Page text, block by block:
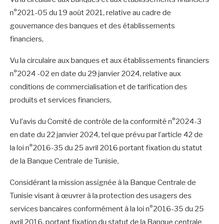
n°2021-05 du 19 août 2021, relative au cadre de
gouvernance des banques et des établissements
financiers,
Vu la circulaire aux banques et aux établissements financiers
n°2024 -02 en date du 29 janvier 2024, relative aux
conditions de commercialisation et de tarification des
produits et services financiers,
Vu l’avis du Comité de contrôle de la conformité n°2024-3
en date du 22 janvier 2024, tel que prévu par l’article 42 de
la loi n°2016-35 du 25 avril 2016 portant fixation du statut
de la Banque Centrale de Tunisie,
Considérant la mission assignée à la Banque Centrale de
Tunisie visant à œuvrer à la protection des usagers des
services bancaires conformément à la loi n°2016-35 du 25
avril 2016, portant fixation du statut de la Banque centrale